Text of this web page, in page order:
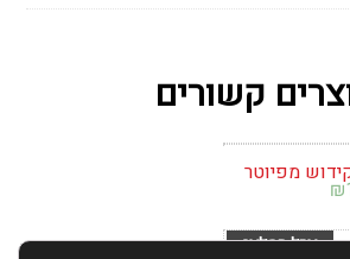
קשורים
מפיוטר
₪